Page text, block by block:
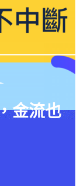
金流也